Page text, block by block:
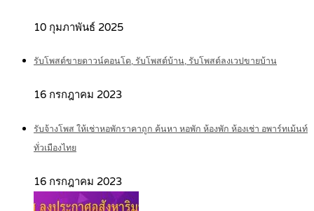
10 กุมภาพันธ์ 2025
รับโพสต์ขายดาวน์คอนโด, รับโพสต์บ้าน, รับโพสต์ลงเวปขายบ้าน
16 กรกฎาคม 2023
รับจ้างโพส ให้เช่าหอพักราคาถูก ค้นหา หอพัก ห้องพัก ห้องเช่า อพาร์ทเม้นท์
ทั่วเมืองไทย
16 กรกฎาคม 2023